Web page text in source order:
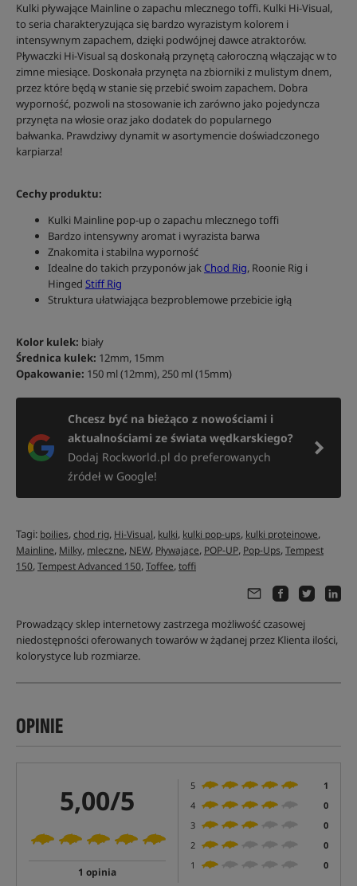
Kulki pływające Mainline o zapachu mlecznego toffi. Kulki Hi-Visual,
to seria charakteryzująca się bardzo wyrazistym kolorem i
intensywnym zapachem, dzięki podwójnej dawce atraktorów.
Pływaczki Hi-Visual są doskonałą przynętą całoroczną włączając w to
zimne miesiące. Doskonała przynęta na zbiorniki z mulistym dnem,
przez które będą w stanie się przebić swoim zapachem. Dobra
wyporność, pozwoli na stosowanie ich zarówno jako pojedyncza
przynęta na włosie oraz jako dodatek do popularnego
bałwanka. Prawdziwy dynamit w asortymencie doświadczonego
karpiarza!
Cechy produktu:
Kulki Mainline pop-up o zapachu mlecznego toffi
Bardzo intensywny aromat i wyrazista barwa
Znakomita i stabilna wyporność
Idealne do takich przyponów jak Chod Rig, Roonie Rig i
Hinged Stiff Rig
Struktura ułatwiająca bezproblemowe przebicie igłą
Kolor kulek: biały
Średnica kulek: 12mm, 15mm
Opakowanie: 150 ml (12mm), 250 ml (15mm)
Chcesz być na bieżąco z nowościami i
aktualnościami ze świata wędkarskiego?
Dodaj Rockworld.pl do preferowanych
źródeł w Google!
Tagi: boilies,chod rig, Hi-Visual, kulki, kulki pop-ups, kulki proteinowe,
Mainline, Milky, mleczne, NEW, Pływające, POP-UP, Pop-Ups,Tempest
150,Tempest Advanced 150,Toffee,toffi
Prowadzący sklep internetowy zastrzega możliwość czasowej
niedostępności oferowanych towarów w żądanej przez Klienta ilości,
kolorystyce lub rozmiarze.
OPINIE
5,00/5
1 opinia
5
1
4
0
3
0
2
0
1
0